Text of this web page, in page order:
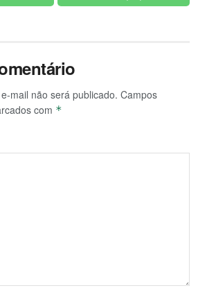
mail não será publicado. Campos
com *